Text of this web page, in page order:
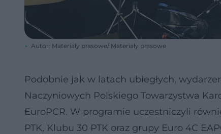
Autor: Materiały prasowe/ Materiały prasowe
Podobnie jak w latach ubiegłych,
Naczyniowych Polskiego Towarzystwa
EuroPCR. W programie uczestniczyli
PTK, Klubu 30 PTK oraz grupy Euro 4C